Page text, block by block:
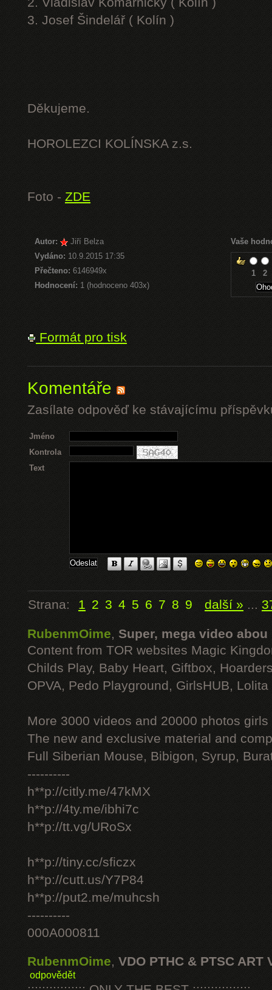
3. Josef Šindelář ( Kolín )
Děkujeme.
HOROLEZCI KOLÍNSKA z.s.
Foto - ZDE
Autor:
Jiří Belza
Vydáno: 10.9.2015 17:35
Přečteno:6146949x
Hodnocení: 1 (hodnoceno 403x)
Vaše
1 2
Formát pro tisk
Komentáře
Zasílate odpověď ke stávajícímu
Jméno
Kontrola
Text
Strana: 1 2 3 4 5 6 7 8 9 další » ...
RubenmOime, Super, mega video abou
Content from TOR websites Magic
Childs Play, Baby Heart, Giftbox,
OPVA, Pedo Playground, GirlsHUB, Lolita
More 3000 videos and 20000 photos
The new and exclusive material and
Full Siberian Mouse, Bibigon, Syrup,
----------
h**p://citly.me/47kMX
h**p://4ty.me/ibhi7c
h**p://tt.vg/URoSx
h**p://tiny.cc/sficzx
h**p://cutt.us/Y7P84
h**p://put2.me/muhcsh
----------
000A000811
RubenmOime, VDO PTHC & PTSC ART
odpovědět